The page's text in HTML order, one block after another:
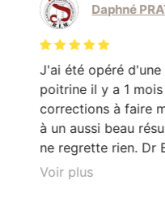
Daphné
J'ai été opéré
poitrine il y a 1
corrections à faire
à un aussi beau
ne regrette rien. Dr
son rôle dans. la.
Voir plus